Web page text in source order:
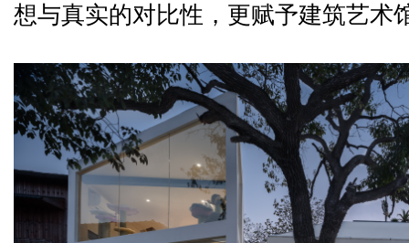
想与真实的对比性，更赋予建筑艺术